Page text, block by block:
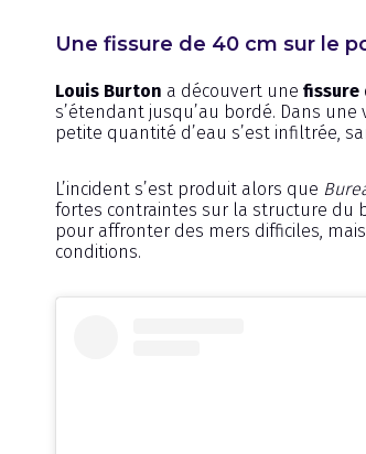
Une fissure de 40 cm sur le
Louis Burton a découvert une fissure
s’étendant jusqu’au bordé. Dans
petite quantité d’eau s’est infiltrée,
L’incident s’est produit alors que
fortes contraintes sur la structure du
pour affronter des mers difficiles,
conditions.